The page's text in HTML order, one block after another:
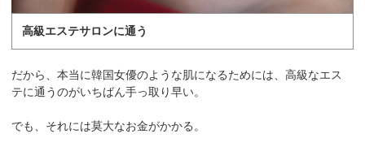
高級エステサロンに通う
だから、本当に韓国女優のような肌になるためには、高級なエス
テに通うのがいちばん手っ取り早い。
でも、それには莫大なお金がかかる。